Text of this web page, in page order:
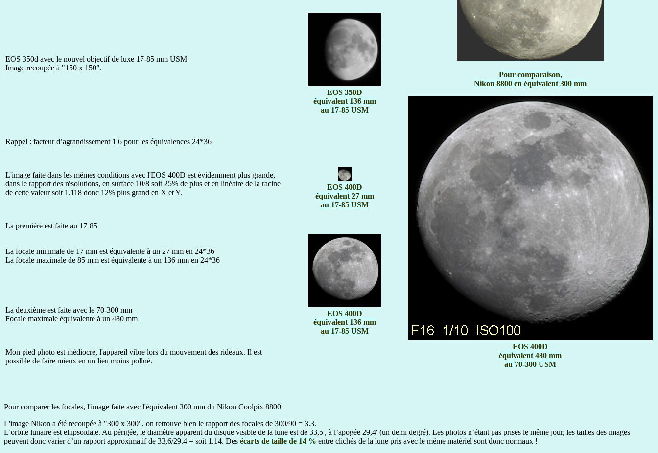
Pour comparaison,
Nikon 8800 en équivalent 300 mm
EOS 400D
équivalent 480 mm
au 70-300 USM
EOS 350d avec le nouvel objectif de luxe 17-85 mm USM.
Image recoupée à "150 x 150".
EOS 350D
équivalent 136 mm
au 17-85 USM
Rappel : facteur d’agrandissement 1.6 pour les équivalences 24*36
L'image faite dans les mêmes conditions avec l'EOS 400D est évidemment plus grande,
dans le rapport des résolutions, en surface 10/8 soit 25% de plus et en linéaire de la racine
de cette valeur soit 1.118 donc 12% plus grand en X et Y.
La première est faite au 17-85
La focale minimale de 17 mm est équivalente à un 27 mm en 24*36
La focale maximale de 85 mm est équivalente à un 136 mm en 24*36
La deuxième est faite avec le 70-300 mm
Focale maximale équivalente à un 480 mm
Mon pied photo est médiocre, l'appareil vibre lors du mouvement des rideaux. Il est
possible de faire mieux en un lieu moins pollué.
EOS 400D
équivalent 27 mm
au 17-85 USM
EOS 400D
équivalent 136 mm
au 17-85 USM
Pour comparer les focales, l'image faite avec l'équivalent 300 mm du Nikon Coolpix 8800.
L'image Nikon a été recoupée à "300 x 300", on retrouve bien le rapport des focales de 300/90 = 3.3.
L’orbite lunaire est ellipsoïdale. Au périgée, le diamètre apparent du disque visible de la lune est de 33,5', à l’apogée 29,4' (un demi degré). Les photos n’étant pas prises le même jour, les tailles des images
peuvent donc varier d’un rapport approximatif de 33,6/29.4 = soit 1.14. Des écarts de taille de 14 % entre clichés de la lune pris avec le même matériel sont donc normaux !